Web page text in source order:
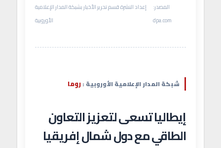
المصدر:
dpa.com
إعداد النشرة قسم تحرير الأخبار بشبكة المدار الإعلامية
الأوروبية
شبكة المدار الإعلامية الأوروبية :روما
إيطاليا تسعى لتعزيز التعاون
الطاقي مع دول شمال إفريقيا